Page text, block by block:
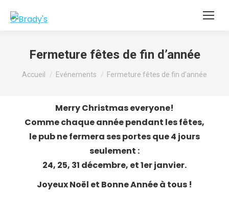
Fermeture fêtes de fin d’année
Vous êtes ici :
Accueil Evénements Fermeture fêtes de fin d’année
Merry Christmas everyone!
Comme chaque année pendant les fêtes,
le pub ne fermera ses portes que 4 jours
seulement :
24, 25, 31 décembre, et 1er janvier.
Joyeux Noël et Bonne Année à tous !